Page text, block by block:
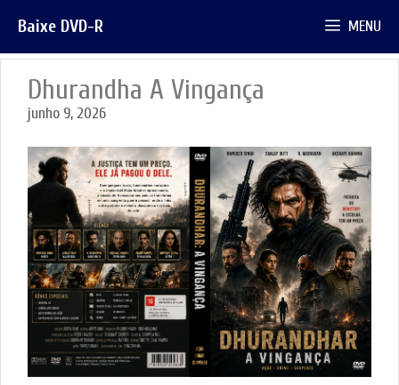
para
o
conteúdo
Baixe DVD-R MENU
Dhurandha A Vingança
junho 9, 2026